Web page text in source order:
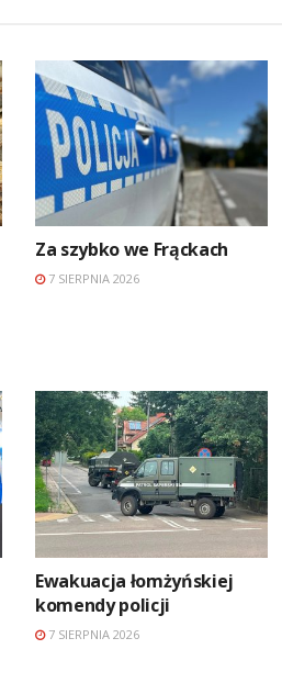
Za szybko we Frąckach
7 SIERPNIA 2026
Ewakuacja łomżyńskiej
komendy policji
7 SIERPNIA 2026